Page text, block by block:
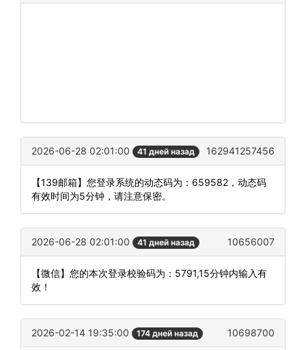
2026-06-28 02:01:00 41 дней назад 162941257456
【139邮箱】您登录系统的动态码为：659582，动态码
有效时间为5分钟，请注意保密。
2026-06-28 02:01:00 41 дней назад 10656007
【微信】您的本次登录校验码为：5791,15分钟内输入有
效！
2026-02-14 19:35:00 174 дней назад 10698700